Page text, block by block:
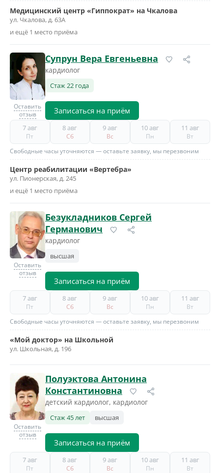
Медицинский центр «Гиппократ» на Чкалова
ул. Чкалова, д. 63А
и ещё 1 место приёма
Оставить
отзыв
Супрун Вера Евгеньевна
кардиолог
Стаж 22 года
Записаться на приём
7 авг
Пт
8 авг
Сб
9 авг
Вс
10 авг
Пн
11 авг
Вт
Свободные часы уточняются — оставьте заявку, мы перезвоним
Центр реабилитации «Вертебра»
ул. Пионерская, д. 245
и ещё 1 место приёма
Оставить
отзыв
Безукладников Сергей
Германович
кардиолог
высшая
Записаться на приём
7 авг
Пт
8 авг
Сб
9 авг
Вс
10 авг
Пн
11 авг
Вт
Свободные часы уточняются — оставьте заявку, мы перезвоним
«Мой доктор» на Школьной
ул. Школьная, д. 196
Оставить
отзыв
Полуэктова Антонина
Константиновна
детский кардиолог, кардиолог
Стаж 45 лет высшая
Записаться на приём
7 авг
Пт
8 авг
Сб
9 авг
Вс
10 авг
Пн
11 авг
Вт